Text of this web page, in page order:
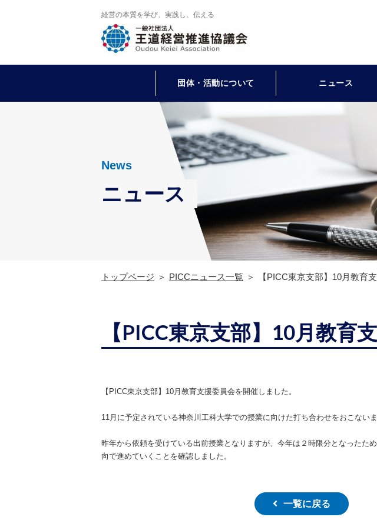
経営の本質を学び、実践し、伝える
団体・活動について ニュース
News
ニュース
トップページ PICCニュース一覧 【PICC東京支部】10月教育
【PICC東京支部】10月教育
【PICC東京支部】10月教育支援委員会を開催しました。
11月に予定されている神奈川工科大学での授業に向けた打ち合わせをおこないま
昨年から依頼を受けている出前授業となりますが、今年は２時限分となったた
向で進めていくことを確認しました。
一覧に戻る